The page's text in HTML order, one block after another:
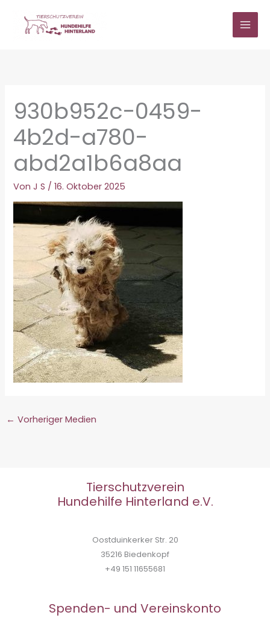
springen
930b952c-0459-
4b2d-a780-
abd2a1b6a8aa
VonJ S /16. Oktober 2025
← Vorheriger Medien
Tierschutzverein
Hundehilfe Hinterland e.V.
Oostduinkerker Str. 20
35216 Biedenkopf
+49 151 11655681
Spenden- und Vereinskonto